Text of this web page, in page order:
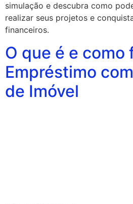
simulação e descubra como
realizar seus projetos e
financeiros.
O que é e como
Empréstimo
de Imóvel